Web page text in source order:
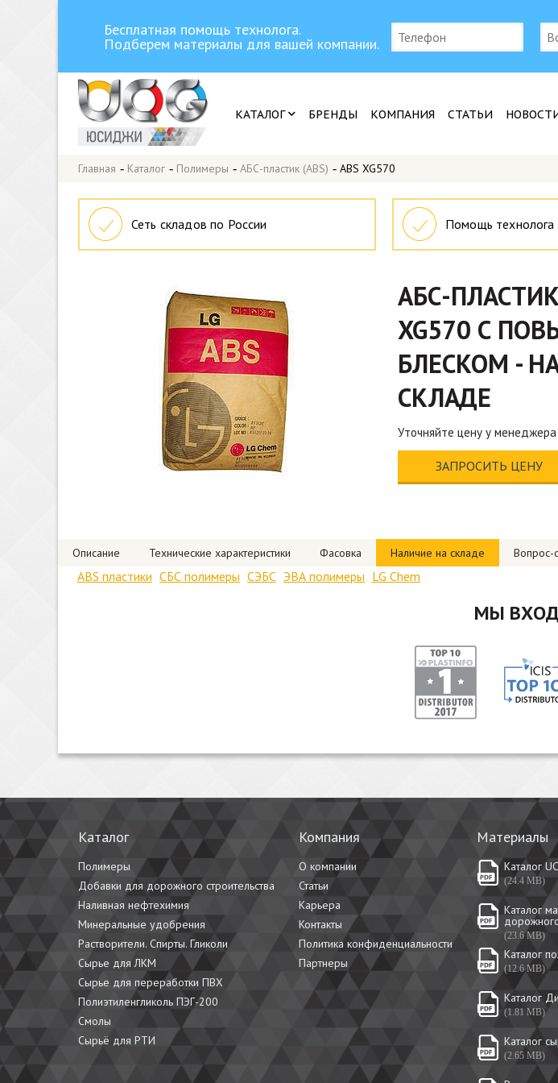
Бесплатная помощь технолога.
Подберем материалы для вашей компании.
КАТАЛОГ БРЕНДЫ КОМПАНИЯ СТАТЬИ
Главная - Каталог - Полимеры - АБС-пластик (ABS) - ABS XG570
Сеть складов по России Помощь технолога
АБС-ПЛАСТИК
XG570 С
БЛЕСКОМ -
СКЛАДЕ
Уточняйте цену у менеджера
ЗАПРОСИТЬ ЦЕНУ
Описание Технические характеристики Фасовка Наличие на складе Вопрос-
ABS пластики СБС полимеры СЭБС ЭВА полимеры LG Chem
МЫ
Каталог
Полимеры
Добавки для дорожного строительства
Наливная нефтехимия
Минеральные удобрения
Растворители. Спирты. Гликоли
Сырье для ЛКМ
Сырье для переработки ПВХ
Полиэтиленгликоль ПЭГ-200
Смолы
Сырьё для РТИ
Компания
О компании
Статьи
Карьера
Контакты
Политика конфиденциальности
Партнеры
Материалы
Каталог
(24.4 MB)
Каталог
(23.6 MB)
Каталог
(12.6 MB)
Каталог
(1.81 MB)
Каталог
(2.65 MB)